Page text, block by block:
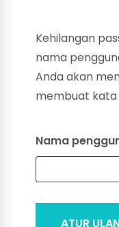
Kehilangan
nama
Anda akan
membuat kata
Nama
ATUR